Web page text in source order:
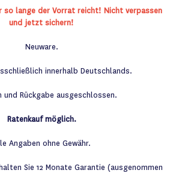
so lange der Vorrat reicht! Nicht verpassen
und jetzt sichern!
Neuware.
innerhalb Deutschlands.
und Rückgabe ausgeschlossen.
Ratenkauf möglich.
Angaben ohne Gewähr.
Sie 12 Monate Garantie (ausgenommen